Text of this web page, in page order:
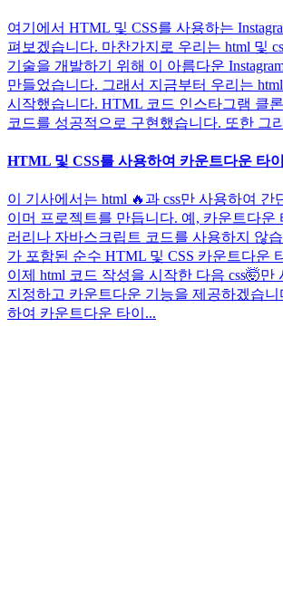
여기에서 HTML 및 CSS를 사용하는
펴보겠습니다. 마찬가지로 우리는 html 및
기술을 개발하기 위해 이 아름다운
만들었습니다. 그래서 지금부터 우리는
시작했습니다. HTML 코드 인스타그램 클
코드를 성공적으로 구현했습니다. 또한 그
HTML 및 CSS를 사용하여 카운트다운 타
이 기사에서는 html 🔥과 css만 사용하여 간
이머 프로젝트를 만듭니다. 예, 카운트다운
러리나 자바스크립트 코드를 사용하지 않
가 포함된 순수 HTML 및 CSS 카운트다운
이제 html 코드 작성을 시작한 다음 css🤯만
지정하고 카운트다운 기능을 제공하겠습니
하여 카운트다운 타이...